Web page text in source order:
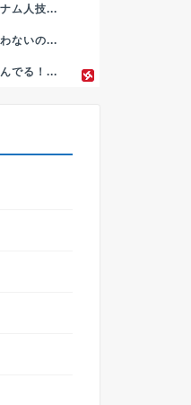
ム人技...
ないの...
でる！...